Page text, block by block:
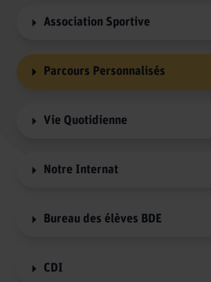
Association Sportive
Parcours Personnalisés
Vie Quotidienne
Notre Internat
Bureau des élèves BDE
CDI